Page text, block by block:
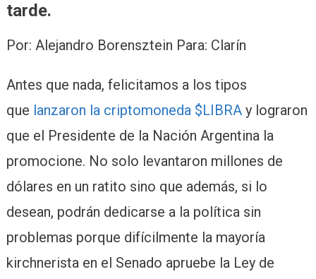
tarde.
Por: Alejandro Borensztein Para: Clarín
Antes que nada, felicitamos a los tipos
que lanzaron la criptomoneda $LIBRAy lograron
que el Presidente de la Nación Argentina la
promocione. No solo levantaron millones de
dólares en un ratito sino que además, si lo
desean, podrán dedicarse a la política sin
problemas porque difícilmente la mayoría
kirchnerista en el Senado apruebe la Ley de